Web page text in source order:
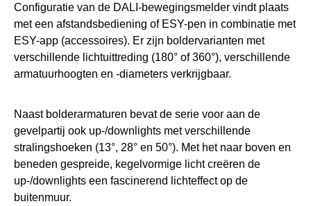
Configuratie van de DALI-bewegingsmelder vindt plaats
met een afstandsbediening of ESY-pen in combinatie met
ESY-app (accessoires). Er zijn boldervarianten met
verschillende lichtuittreding (180° of 360°), verschillende
armatuurhoogten en -diameters verkrijgbaar.
Naast bolderarmaturen bevat de serie voor aan de
gevelpartij ook up-/downlights met verschillende
stralingshoeken (13°, 28° en 50°). Met het naar boven en
beneden gespreide, kegelvormige licht creëren de
up-/downlights een fascinerend lichteffect op de
buitenmuur.